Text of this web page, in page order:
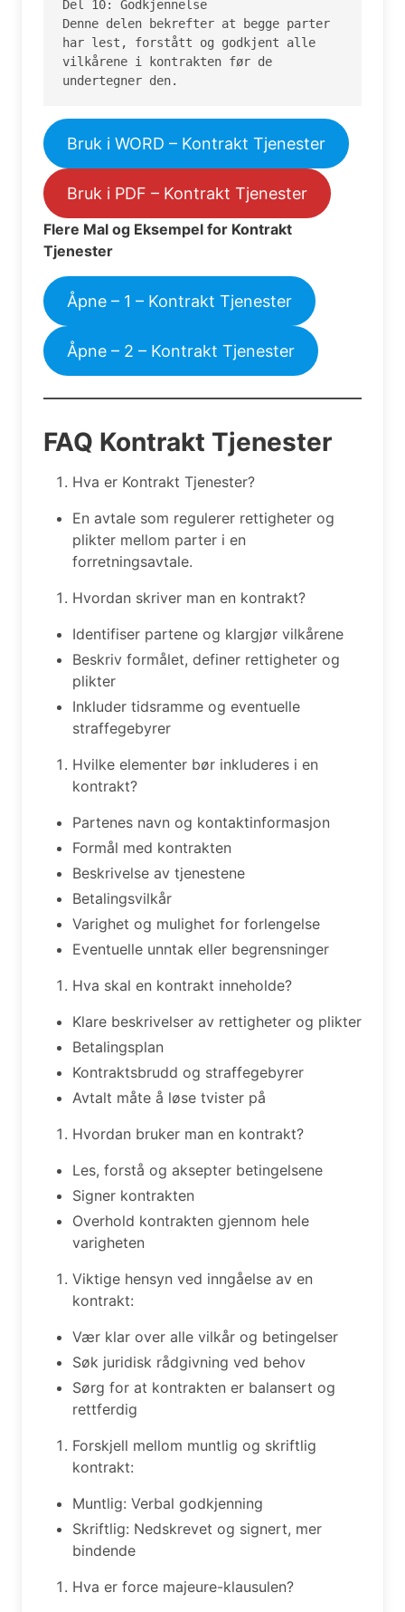
Del 10: Godkjennelse
Denne delen bekrefter at begge parter
har lest, forstått og godkjent alle
vilkårene i kontrakten før de
undertegner den.
Bruk i WORD – Kontrakt Tjenester
Bruk i PDF – Kontrakt Tjenester
Flere Mal og Eksempel for Kontrakt
Tjenester
Åpne – 1 – Kontrakt Tjenester
Åpne – 2 – Kontrakt Tjenester
FAQ Kontrakt Tjenester
Hva er Kontrakt Tjenester?
En avtale som regulerer rettigheter og
plikter mellom parter i en
forretningsavtale.
Hvordan skriver man en kontrakt?
Identifiser partene og klargjør vilkårene
Beskriv formålet, definer rettigheter og
plikter
Inkluder tidsramme og eventuelle
straffegebyrer
Hvilke elementer bør inkluderes i en
kontrakt?
Partenes navn og kontaktinformasjon
Formål med kontrakten
Beskrivelse av tjenestene
Betalingsvilkår
Varighet og mulighet for forlengelse
Eventuelle unntak eller begrensninger
Hva skal en kontrakt inneholde?
Klare beskrivelser av rettigheter og plikter
Betalingsplan
Kontraktsbrudd og straffegebyrer
Avtalt måte å løse tvister på
Hvordan bruker man en kontrakt?
Les, forstå og aksepter betingelsene
Signer kontrakten
Overhold kontrakten gjennom hele
varigheten
Viktige hensyn ved inngåelse av en
kontrakt:
Vær klar over alle vilkår og betingelser
Søk juridisk rådgivning ved behov
Sørg for at kontrakten er balansert og
rettferdig
Forskjell mellom muntlig og skriftlig
kontrakt:
Muntlig: Verbal godkjenning
Skriftlig: Nedskrevet og signert, mer
bindende
Hva er force majeure-klausulen?